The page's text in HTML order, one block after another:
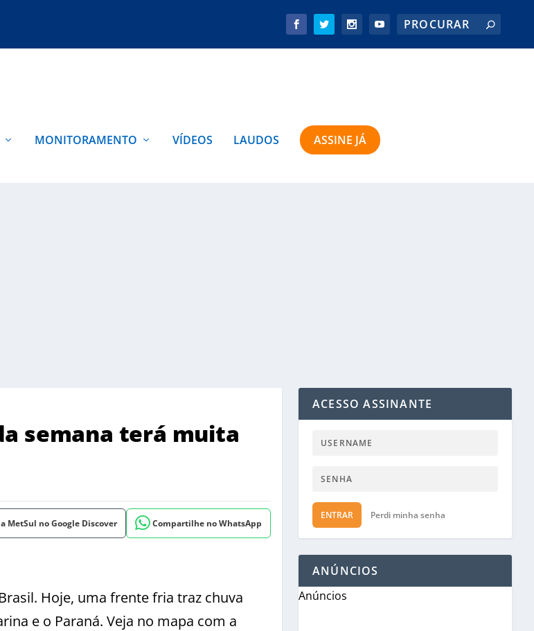
MONITORAMENTO VÍDEOS LAUDOS ASSINE JÁ
semana terá muita
MetSul no Google Discover Compartilhe no WhatsApp
Hoje, uma frente fria traz chuva
e o Paraná. Veja no mapa com a
ACESSO ASSINANTE
ENTRAR Perdi minha senha
ANÚNCIOS
Anúncios